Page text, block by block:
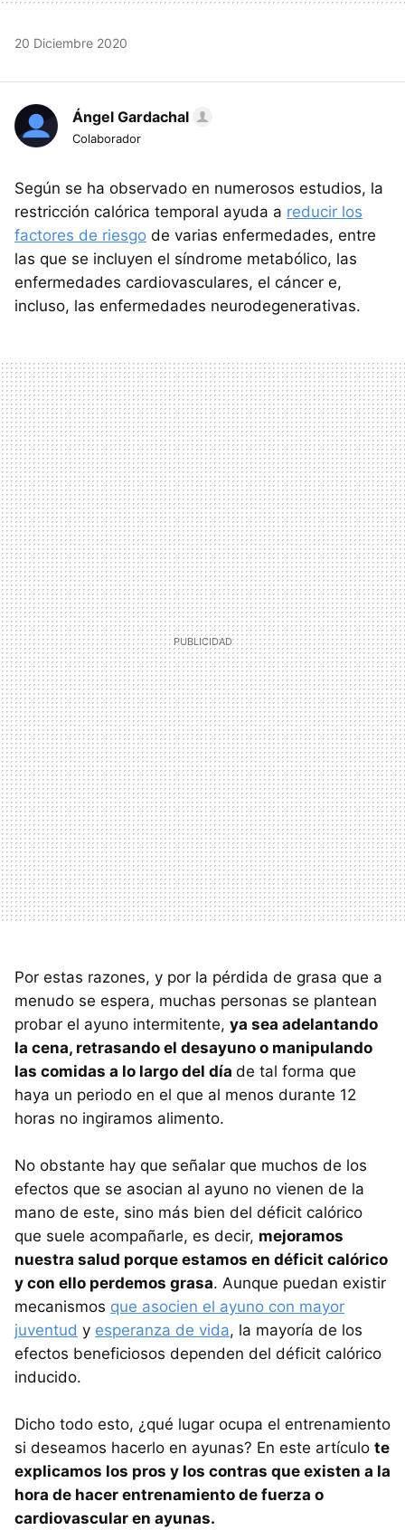
20 Diciembre 2020
Ángel Gardachal
Colaborador
Según se ha observado en numerosos estudios, la
restricción calórica temporal ayuda a reducir los
factores de riesgo de varias enfermedades, entre
las que se incluyen el síndrome metabólico, las
enfermedades cardiovasculares, el cáncer e,
incluso, las enfermedades neurodegenerativas.
Por estas razones, y por la pérdida de grasa que a
menudo se espera, muchas personas se plantean
probar el ayuno intermitente, ya sea adelantando
la cena, retrasando el desayuno o manipulando
las comidas a lo largo del día de tal forma que
haya un periodo en el que al menos durante 12
horas no ingiramos alimento.
No obstante hay que señalar que muchos de los
efectos que se asocian al ayuno no vienen de la
mano de este, sino más bien del déficit calórico
que suele acompañarle, es decir, mejoramos
nuestra salud porque estamos en déficit calórico
y con ello perdemos grasa. Aunque puedan existir
mecanismos que asocien el ayuno con mayor
juventud y esperanza de vida, la mayoría de los
efectos beneficiosos dependen del déficit calórico
inducido.
Dicho todo esto, ¿qué lugar ocupa el entrenamiento
si deseamos hacerlo en ayunas? En este artículo te
explicamos los pros y los contras que existen a la
hora de hacer entrenamiento de fuerza o
cardiovascular en ayunas.